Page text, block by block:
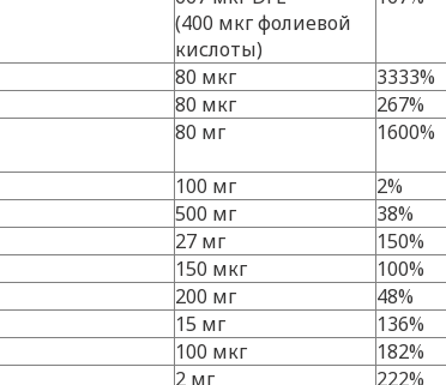
(400 мкг фолиевой
кислоты)
80 мкг
3333%
80 мкг
267%
80 мг 1600%
100 мг
2%
500 мг
38%
27 мг
150%
150 мкг
100%
200 мг
48%
15 мг
136%
100 мкг
182%
2 мг
222%